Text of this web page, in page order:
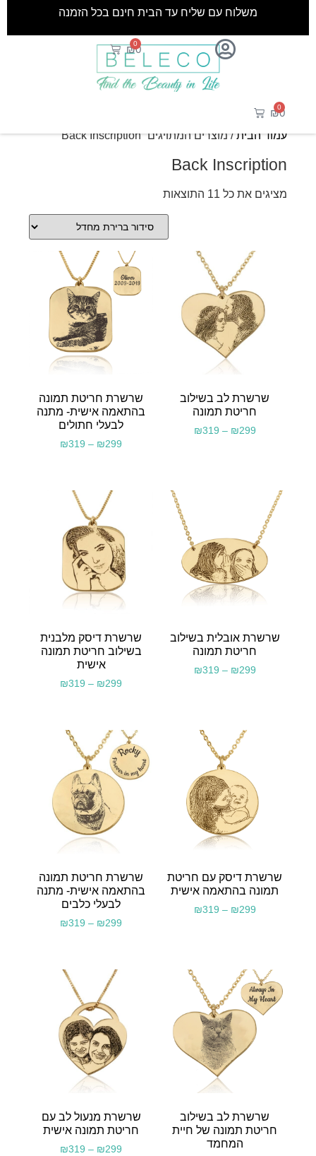
₪0
0
משלוח עם שליח עד הבית חינם בכל הזמנה
₪0
0
עמוד הבית/ מוצרים המתויגים “Back Inscription”
Back Inscription
מציגים את כל ⁦11⁩ התוצאות
שרשרת לב בשילוב
חריטת תמונה
₪299
–
₪319
שרשרת חריטת תמונה
בהתאמה אישית- מתנה
לבעלי חתולים
₪299
–
₪319
שרשרת אובלית בשילוב
חריטת תמונה
₪299
–
₪319
שרשרת דיסק מלבנית
בשילוב חריטת תמונה
אישית
₪299
–
₪319
שרשרת דיסק עם חריטת
תמונה בהתאמה אישית
₪299
–
₪319
שרשרת חריטת תמונה
בהתאמה אישית- מתנה
לבעלי כלבים
₪299
–
₪319
שרשרת לב בשילוב
חריטת תמונה של חיית
המחמד
שרשרת מנעול לב עם
חריטת תמונה אישית
₪299
–
₪319